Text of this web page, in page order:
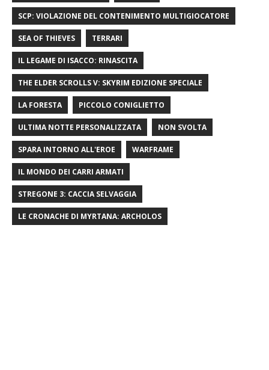
SCP: VIOLAZIONE DEL CONTENIMENTO MULTIGIOCATORE
SEA OF ​​THIEVES TERRARI
IL LEGAME DI ISACCO: RINASCITA
THE ELDER SCROLLS V: SKYRIM EDIZIONE SPECIALE
LA FORESTA PICCOLO CONIGLIETTO
ULTIMA NOTTE PERSONALIZZATA NON SVOLTA
SPARA INTORNO ALL'EROE WARFRAME
IL MONDO DEI CARRI ARMATI
STREGONE 3: CACCIA SELVAGGIA
LE CRONACHE DI MYRTANA: ARCHOLOS